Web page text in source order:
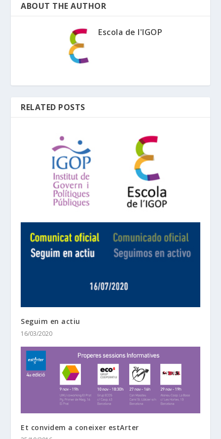
ABOUT THE AUTHOR
Escola de l'IGOP
RELATED POSTS
Seguim en actiu
16/03/2020
Et convidem a coneixer estArter